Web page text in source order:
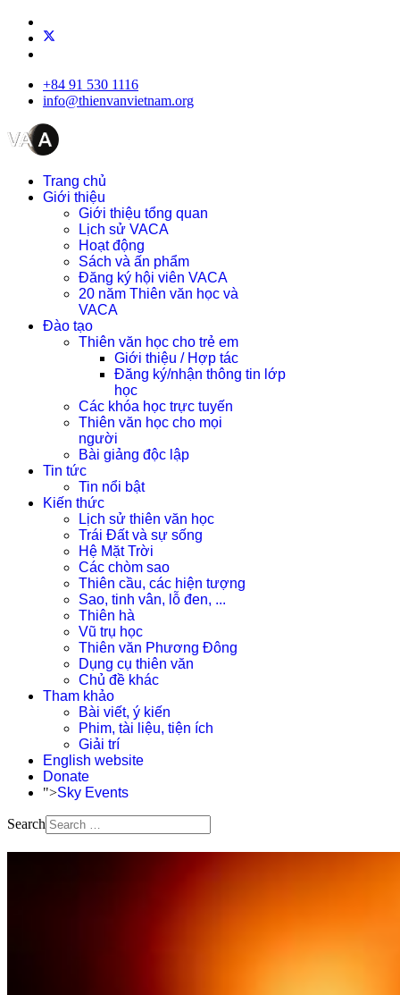
+84 91 530 1116
info@thienvanvietnam.org
Trang chủ
Giới thiệu
Giới thiệu tổng quan
Lịch sử VACA
Hoạt động
Sách và ấn phẩm
Đăng ký hội viên VACA
20 năm Thiên văn học và
VACA
Đào tạo
Thiên văn học cho trẻ em
Giới thiệu / Hợp tác
Đăng ký/nhận thông tin lớp
học
Các khóa học trực tuyến
Thiên văn học cho mọi
người
Bài giảng độc lập
Tin tức
Tin nổi bật
Kiến thức
Lịch sử thiên văn học
Trái Đất và sự sống
Hệ Mặt Trời
Các chòm sao
Thiên cầu, các hiện tượng
Sao, tinh vân, lỗ đen, ...
Thiên hà
Vũ trụ học
Thiên văn Phương Đông
Dụng cụ thiên văn
Chủ đề khác
Tham khảo
Bài viết, ý kiến
Phim, tài liệu, tiện ích
Giải trí
English website
Donate
">Sky Events
Search